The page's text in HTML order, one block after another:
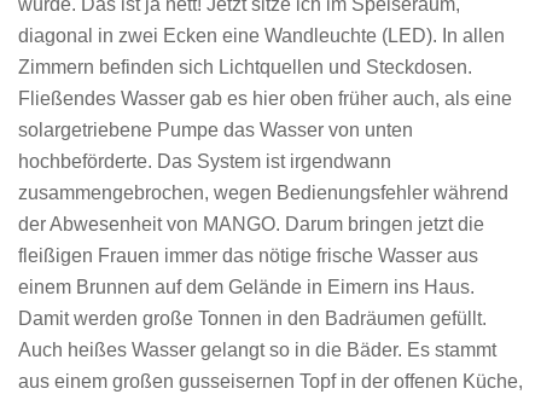
diagonal in zwei Ecken eine Wandleuchte (LED). In allen
Zimmern befinden sich Lichtquellen und Steckdosen.
Fließendes Wasser gab es hier oben früher auch, als eine
solargetriebene Pumpe das Wasser von unten
hochbeförderte. Das System ist irgendwann
zusammengebrochen, wegen Bedienungsfehler während
der Abwesenheit von MANGO. Darum bringen jetzt die
fleißigen Frauen immer das nötige frische Wasser aus
einem Brunnen auf dem Gelände in Eimern ins Haus.
Damit werden große Tonnen in den Badräumen gefüllt.
Auch heißes Wasser gelangt so in die Bäder. Es stammt
aus einem großen gusseisernen Topf in der offenen Küche,